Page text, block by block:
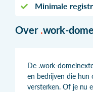
Minimale
Over .work-
De .work-
en bedrijven die hun
versterken. Of je nu